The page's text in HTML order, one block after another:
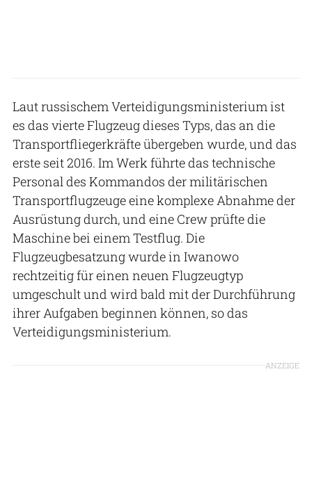
Laut russischem Verteidigungsministerium ist
es das vierte Flugzeug dieses Typs, das an die
Transportfliegerkräfte übergeben wurde, und das
erste seit 2016. Im Werk führte das technische
Personal des Kommandos der militärischen
Transportflugzeuge eine komplexe Abnahme der
Ausrüstung durch, und eine Crew prüfte die
Maschine bei einem Testflug. Die
Flugzeugbesatzung wurde in Iwanowo
rechtzeitig für einen neuen Flugzeugtyp
umgeschult und wird bald mit der Durchführung
ihrer Aufgaben beginnen können, so das
Verteidigungsministerium.
ANZEIGE